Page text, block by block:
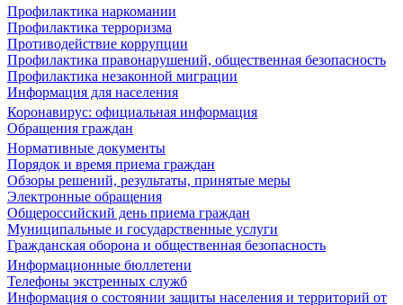
Профилактика наркомании
Профилактика терроризма
Противодействие коррупции
Профилактика правонарушений, общественная безопасность
Профилактика незаконной миграции
Информация для населения
Коронавирус: официальная информация
Обращения граждан
Нормативные документы
Порядок и время приема граждан
Обзоры решений, результаты, принятые меры
Электронные обращения
Общероссийский день приема граждан
Муниципальные и государственные услуги
Гражданская оборона и общественная безопасность
Информационные бюллетени
Телефоны экстренных служб
Информация о состоянии защиты населения и территорий от